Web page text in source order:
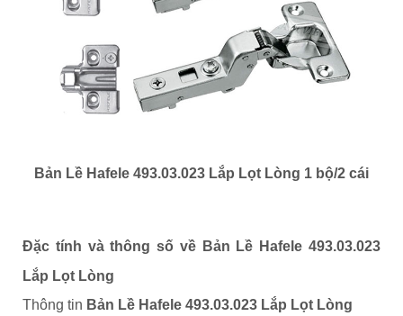
Bản Lề Hafele 493.03.023 Lắp Lọt Lòng 1 bộ/2 cái
Đặc tính và thông số về Bản Lề Hafele 493.03.023
Lắp Lọt Lòng
Thông tin Bản Lề Hafele 493.03.023 Lắp Lọt Lòng